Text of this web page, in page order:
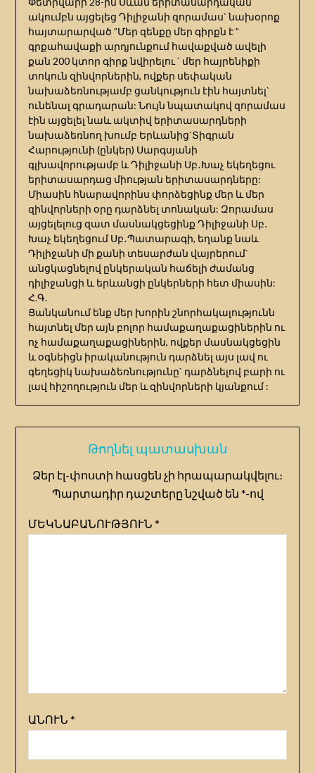
ակումբն այցելեց Դիլիջանի զորամաս` նախօրոք
հայտարարված ”Մեր զենքը մեր գիրքն է ”
գրքահավաքի արդյունքում հավաքված ավելի
քան 200 կտոր գիրք նվիրելու ` մեր հայրենիքի
տոկուն զինվորներին, ովքեր սեփական
նախաձեռնությամբ ցանկություն էին հայտնել`
ունենալ գրադարան: Նույն նպատակով զորամաս
էին այցելել նաև ակտիվ երիտասարդների
նախաձեռնող խումբ Երևանից`Տիգրան
Հարությունի (ընկեր) Սարգսյանի
գլխավորությամբ և Դիլիջանի Սբ․Խաչ եկեղեցու
երիտասարդաց միության երիտասարդները:
Միասին հնարավորինս փորձեցինք մեր և մեր
զինվորների օրը դարձնել տոնական: Զորամաս
այցելելուց զատ մասնակցեցինք Դիլիջանի Սբ․
Խաչ եկեղեցում Սբ․Պատարագի, եղանք նաև
Դիլիջանի մի քանի տեսարժան վայրերում`
անցկացնելով ընկերական հաճելի ժամանց
դիլիջանցի և երևանցի ընկերների հետ միասին:
Հ.Գ.
Ցանկանում ենք մեր խորին շնորհակալությունն
հայտնել մեր այն բոլոր համաքաղաքացիներին ու
ոչ համաքաղաքացիներին, ովքեր մասնակցեցին
և օգնեիցն իրականություն դարձնել այս լավ ու
գեղեցիկ նախաձեռնությունը` դարձնելով բարի ու
լավ հիշողություն մեր և զինվորների կյանքում :
Թողնել պատասխան
Ձեր էլ-փոստի հասցեն չի հրապարակվելու։
Պարտադիր դաշտերը նշված են *-ով
ՄԵԿՆԱԲԱՆՈՒԹՅՈՒՆ *
ԱՆՈՒՆ *